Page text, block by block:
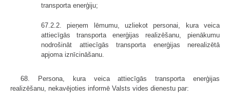
transporta enerģiju;
67.2.2. pieņem lēmumu, uzliekot personai, kura veica
attiecīgās transporta enerģijas realizēšanu, pienākumu
nodrošināt attiecīgās transporta enerģijas nerealizētā
apjoma iznīcināšanu.
68. Persona, kura veica attiecīgās transporta enerģijas
realizēšanu, nekavējoties informē Valsts vides dienestu par: